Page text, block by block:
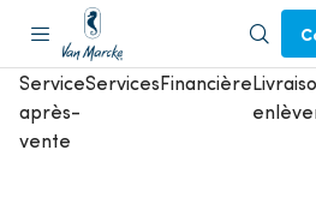
Service
après-
vente
ServicesFinancière